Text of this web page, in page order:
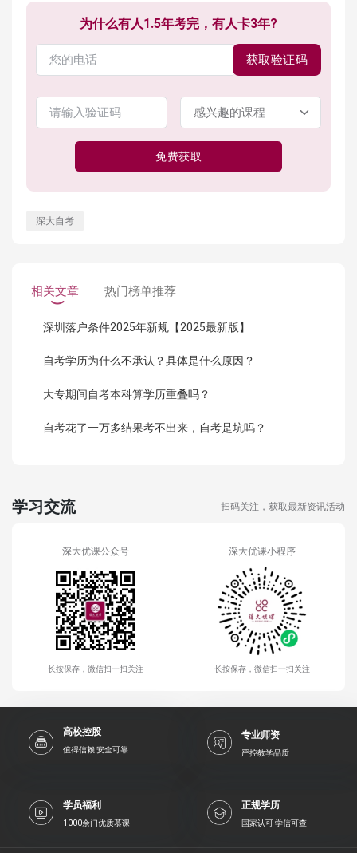
为什么有人1.5年考完，有人卡3年?
获取验证码
免费获取
深大自考
相关文章 热门榜单推荐
深圳落户条件2025年新规【2025最新版】
自考学历为什么不承认？具体是什么原因？
大专期间自考本科算学历重叠吗？
自考花了一万多结果考不出来，自考是坑吗？
学习交流 扫码关注，获取最新资讯活动
深大优课公众号
长按保存，微信扫一扫关注
深大优课小程序
长按保存，微信扫一扫关注
高校控股
值得信赖 安全可靠
专业师资
严控教学品质
学员福利
1000余门优质慕课
正规学历
国家认可 学信可查